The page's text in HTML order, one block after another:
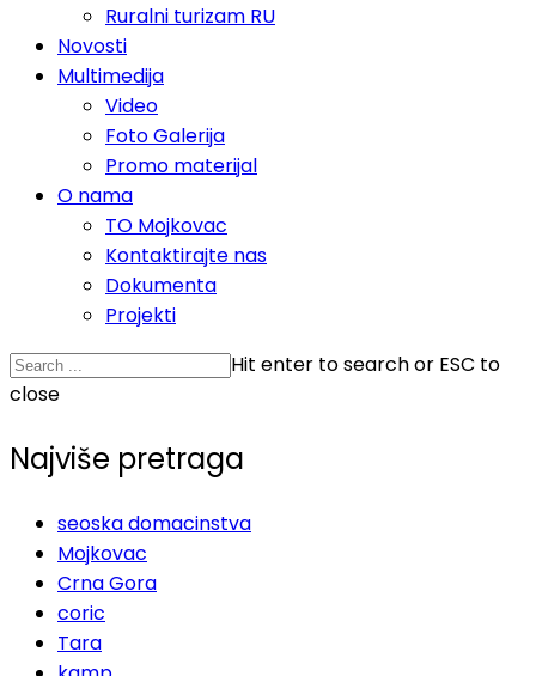
Ruralni turizam RU
Novosti
Multimedija
Video
Foto Galerija
Promo materijal
O nama
TO Mojkovac
Kontaktirajte nas
Dokumenta
Projekti
Hit enter to search or ESC to
close
Najviše pretraga
seoska domacinstva
Mojkovac
Crna Gora
coric
Tara